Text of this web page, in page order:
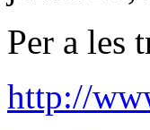
Per a les
http://